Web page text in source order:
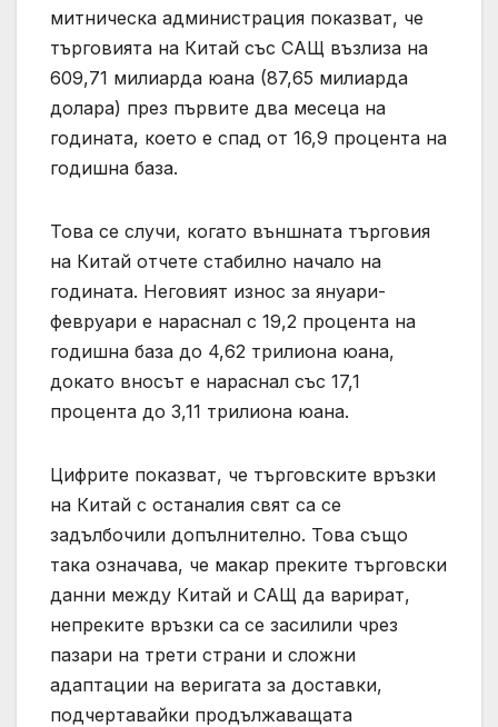
митническа администрация показват, че
търговията на Китай със САЩ възлиза на
609,71 милиарда юана (87,65 милиарда
долара) през първите два месеца на
годината, което е спад от 16,9 процента на
годишна база.
Това се случи, когато външната търговия
на Китай отчете стабилно начало на
годината. Неговият износ за януари-
февруари е нараснал с 19,2 процента на
годишна база до 4,62 трилиона юана,
докато вносът е нараснал със 17,1
процента до 3,11 трилиона юана.
Цифрите показват, че търговските връзки
на Китай с останалия свят са се
задълбочили допълнително. Това също
така означава, че макар преките търговски
данни между Китай и САЩ да варират,
непреките връзки са се засилили чрез
пазари на трети страни и сложни
адаптации на веригата за доставки,
подчертавайки продължаващата